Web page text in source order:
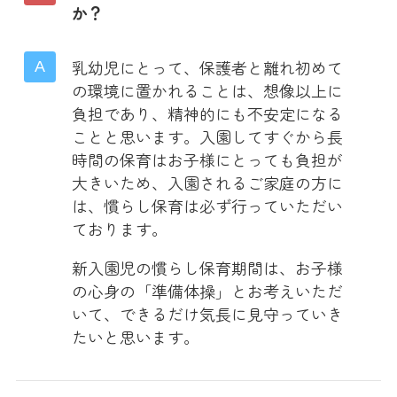
か？
乳幼児にとって、保護者と離れ初めて
の環境に置かれることは、想像以上に
負担であり、精神的にも不安定になる
ことと思います。入園してすぐから長
時間の保育はお子様にとっても負担が
大きいため、入園されるご家庭の方に
は、慣らし保育は必ず行っていただい
ております。
新入園児の慣らし保育期間は、お子様
の心身の「準備体操」とお考えいただ
いて、できるだけ気長に見守っていき
たいと思います。